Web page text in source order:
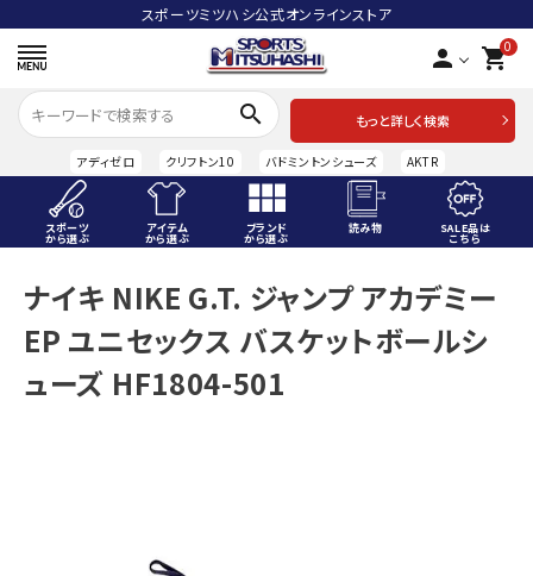
スポーツミツハシ公式オンラインストア
person 0
shopping_cart
search
もっと詳しく検索
アディゼロ クリフトン10 バドミントンシューズ AKTR
スポーツ
から選ぶ
アイテム
から選ぶ
ブランド
から選ぶ
読み物 SALE品は
こちら
ACCOUNT MENU
ようこそ ゲスト 様
ログイン person 会員登録
ナイキ NIKE G.T. ジャンプ アカデミー
EP ユニセックス バスケットボールシ
ューズ HF1804-501